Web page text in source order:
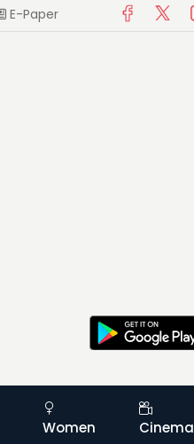
E-Paper
Women Cinema